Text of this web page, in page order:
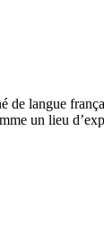
langue
un lieu